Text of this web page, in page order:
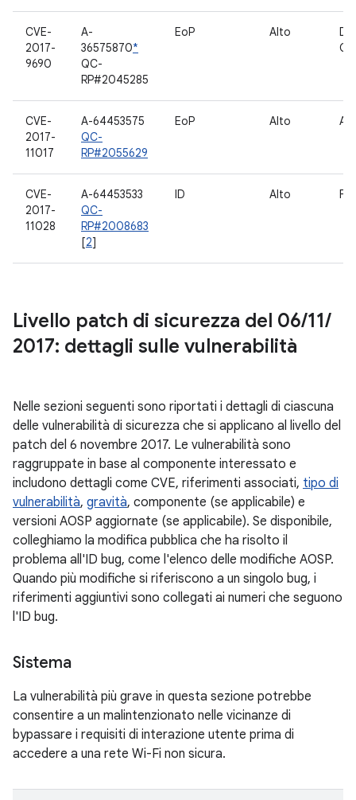
CVE-
2017-
9690
A-
36575870*
QC-
RP#2045285
EoP Alto
CVE-
2017-
11017
A-64453575
QC-
RP#2055629
EoP Alto
CVE-
2017-
11028
A-64453533
QC-
RP#2008683
[2]
ID Alto
Livello patch di sicurezza del 06/11/
2017: dettagli sulle vulnerabilità
Nelle sezioni seguenti sono riportati i dettagli di ciascuna
delle vulnerabilità di sicurezza che si applicano al livello del
patch del 6 novembre 2017. Le vulnerabilità sono
raggruppate in base al componente interessato e
includono dettagli come CVE, riferimenti associati, tipo di
vulnerabilità, gravità, componente (se applicabile) e
versioni AOSP aggiornate (se applicabile). Se disponibile,
colleghiamo la modifica pubblica che ha risolto il
problema all'ID bug, come l'elenco delle modifiche AOSP.
Quando più modifiche si riferiscono a un singolo bug, i
riferimenti aggiuntivi sono collegati ai numeri che seguono
l'ID bug.
Sistema
La vulnerabilità più grave in questa sezione potrebbe
consentire a un malintenzionato nelle vicinanze di
bypassare i requisiti di interazione utente prima di
accedere a una rete Wi-Fi non sicura.